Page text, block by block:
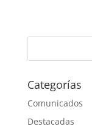
Categorías
Comunicados
Destacadas